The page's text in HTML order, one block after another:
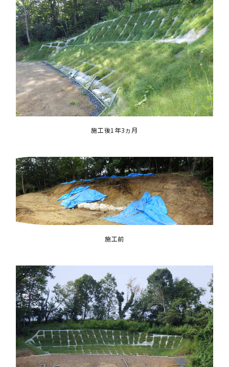
施工後1年3ヵ月
施工前